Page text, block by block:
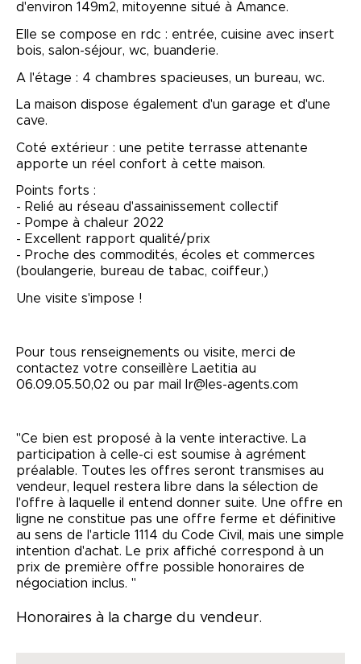
d'environ 149m2, mitoyenne situé à Amance.
Elle se compose en rdc : entrée, cuisine avec insert
bois, salon-séjour, wc, buanderie.
A l'étage : 4 chambres spacieuses, un bureau, wc.
La maison dispose également d'un garage et d'une
cave.
Coté extérieur : une petite terrasse attenante
apporte un réel confort à cette maison.
Points forts :
- Relié au réseau d'assainissement collectif
- Pompe à chaleur 2022
- Excellent rapport qualité/prix
- Proche des commodités, écoles et commerces
(boulangerie, bureau de tabac, coiffeur,)
Une visite s'impose !
Pour tous renseignements ou visite, merci de
contactez votre conseillère Laetitia au
06.09.05.50,02 ou par mail lr@les-agents.com
"Ce bien est proposé à la vente interactive. La
participation à celle-ci est soumise à agrément
préalable. Toutes les offres seront transmises au
vendeur, lequel restera libre dans la sélection de
l'offre à laquelle il entend donner suite. Une offre en
ligne ne constitue pas une offre ferme et définitive
au sens de l'article 1114 du Code Civil, mais une simple
intention d'achat. Le prix affiché correspond à un
prix de première offre possible honoraires de
négociation inclus. "
Honoraires à la charge du vendeur.